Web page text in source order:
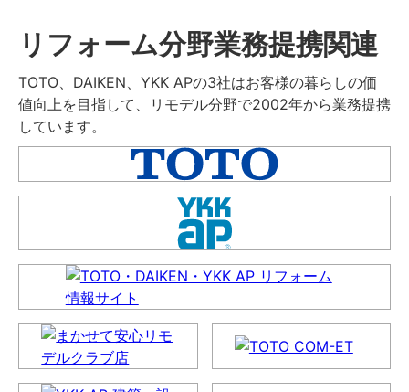
リフォーム分野業務提携関連
TOTO、DAIKEN、YKK APの3社はお客様の暮らしの価
値向上を目指して、リモデル分野で2002年から業務提携
しています。